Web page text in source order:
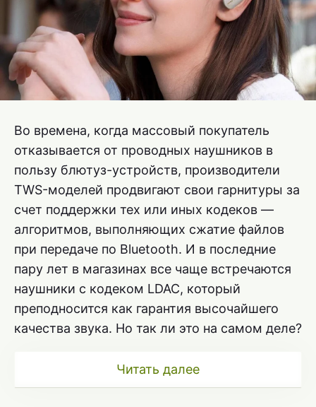
Во времена, когда массовый покупатель
отказывается от проводных наушников в
пользу блютуз-устройств, производители
TWS-моделей продвигают свои гарнитуры за
счет поддержки тех или иных кодеков —
алгоритмов, выполняющих сжатие файлов
при передаче по Bluetooth. И в последние
пару лет в магазинах все чаще встречаются
наушники с кодеком LDAC, который
преподносится как гарантия высочайшего
качества звука. Но так ли это на самом деле?
Читать далее